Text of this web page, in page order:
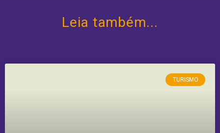
Leia também...
TURISMO